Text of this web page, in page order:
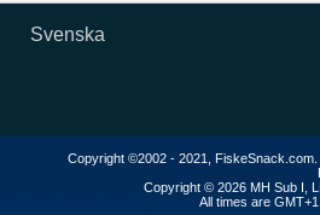
Svenska
Copyright ©2002 - 2021,
Copyright © 2026 MH Sub I,
All times are